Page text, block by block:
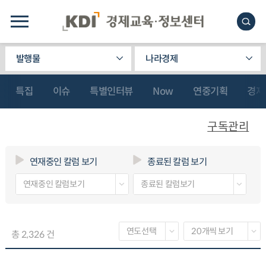
발행물 나라경제
특집 이슈 특별인터뷰 Now 연중기획 경
연재중인 칼럼 보기 종료된 칼럼 보기
총 2,326 건
구독관리